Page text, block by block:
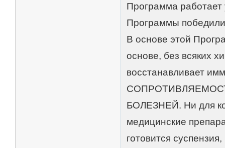
Программа
Программы
В основе этой
основе, без всяких
восстанавливает
БОЛЕЗНЕЙ. Ни для
медицинские
готовится